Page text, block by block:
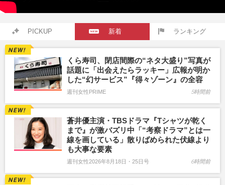
PICKUP 新着 ランキング
くら寿司、閉店間際の“ネタ大盛り”写真が
話題に「出会えたらラッキー」広報が明か
した“幻サービス”『得々ゾーン』の全容
週刊女性PRIME 5時間前
蒼井優主演・TBSドラマ『Tシャツが乾く
まで』が激バズリ中「“考察ドラマ”とは一
線を画している」散りばめられた伏線より
も大事な要素
週刊女性2026年8月18日・25日号 6時間前